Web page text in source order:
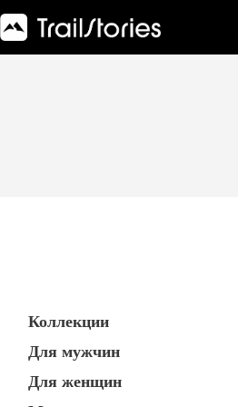
к
сути
Коллекции
Для мужчин
Для женщин